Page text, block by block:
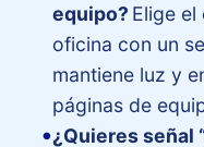
equipo? Elige
oficina con un
mantiene luz y
páginas de
¿Quieres señal